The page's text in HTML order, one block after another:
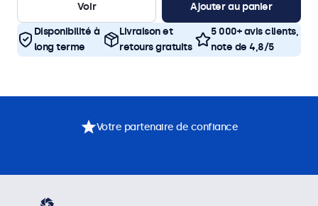
Voir
Ajouter au panier
Disponibilité à
long terme
Livraison et
retours gratuits
5 000+ avis clients,
note de 4,8/5
Votre partenaire de confiance